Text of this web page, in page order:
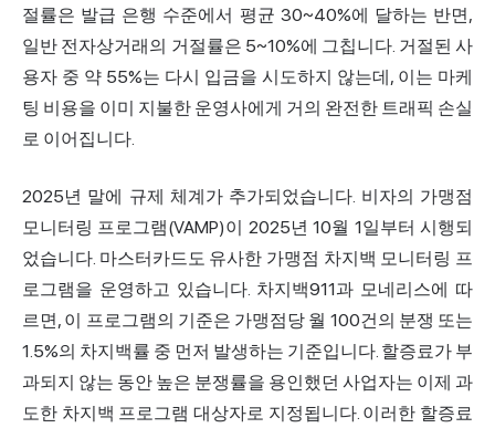
절률은 발급 은행 수준에서 평균 30~40%에 달하는 반면,
일반 전자상거래의 거절률은 5~10%에 그칩니다. 거절된 사
용자 중 약 55%는 다시 입금을 시도하지 않는데, 이는 마케
팅 비용을 이미 지불한 운영사에게 거의 완전한 트래픽 손실
로 이어집니다.
2025년 말에 규제 체계가 추가되었습니다. 비자의 가맹점
모니터링 프로그램(VAMP)이 2025년 10월 1일부터 시행되
었습니다. 마스터카드도 유사한 가맹점 차지백 모니터링 프
로그램을 운영하고 있습니다. 차지백911과 모네리스에 따
르면, 이 프로그램의 기준은 가맹점당 월 100건의 분쟁 또는
1.5%의 차지백률 중 먼저 발생하는 기준입니다. 할증료가 부
과되지 않는 동안 높은 분쟁률을 용인했던 사업자는 이제 과
도한 차지백 프로그램 대상자로 지정됩니다. 이러한 할증료